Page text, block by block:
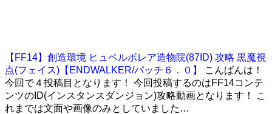
【FF14】創造環境 ヒュペルボレア造物院(87ID) 攻略 黒魔視
点(フェイス)【ENDWALKER/パッチ６．０】
こんばんは！
今回で４投稿目となります！ 今回投稿するのはFF14コンテ
ンツのID(インスタンスダンジョン)攻略動画となります！ こ
れまでは文面や画像のみとしていました…